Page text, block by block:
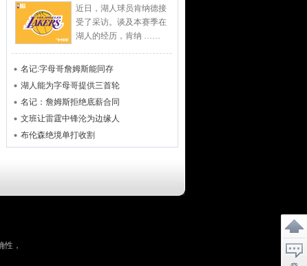
近日，湖人球员肯纳德接
受了采访。谈及本赛季在
湖人的经历，肯纳 ……
名记:字母哥詹姆斯能同存
湖人能为字母哥提供三首轮
名记：詹姆斯拒绝底薪合同
文班让雷霆中锋沦为边缘人
布伦森绝境单打收割
，